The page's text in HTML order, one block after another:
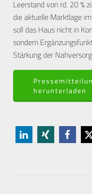
Leerstand von rd. 20 %
die aktuelle Marktlage
soll das Haus nicht in
sondern
Stärkung der
herunterladen